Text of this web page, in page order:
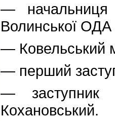
— начальниця
Волинської ОДА
— Ковельський
— перший
— заступник
Кохановський.